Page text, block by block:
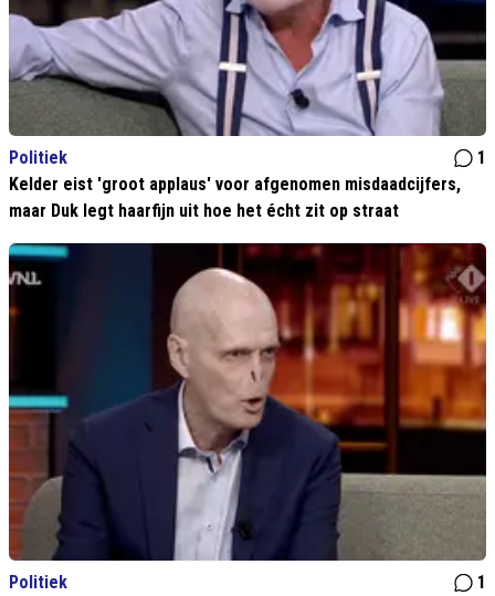
Politiek
1
Kelder eist 'groot applaus' voor afgenomen misdaadcijfers,
maar Duk legt haarfijn uit hoe het écht zit op straat
Politiek
1